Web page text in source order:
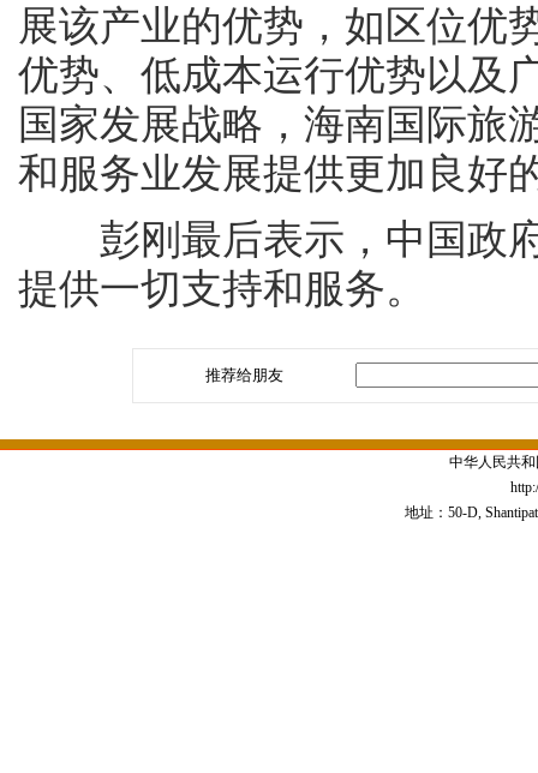
展该产业的优势，如区位优
优势、低成本运行优势以及
国家发展战略，海南国际旅
和服务业发展提供更加良好
彭刚最后表示，中国政府
提供一切支持和服务。
推荐给朋友
中华人民共
地址：50-D,